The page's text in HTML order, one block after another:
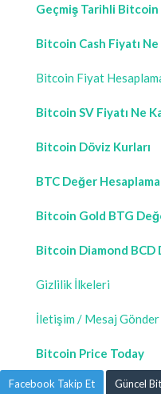
Geçmiş Tarihli Bitcoin
Bitcoin Cash Fiyatı
Bitcoin Fiyat
Bitcoin SV Fiyatı Ne
Bitcoin Döviz Kurları
BTC Değer Hesaplama
Bitcoin Gold BTG
Bitcoin Diamond BCD
Gizlilik İlkeleri
İletişim / Mesaj Gönder
Bitcoin Price Today
Facebook Takip Et Güncel